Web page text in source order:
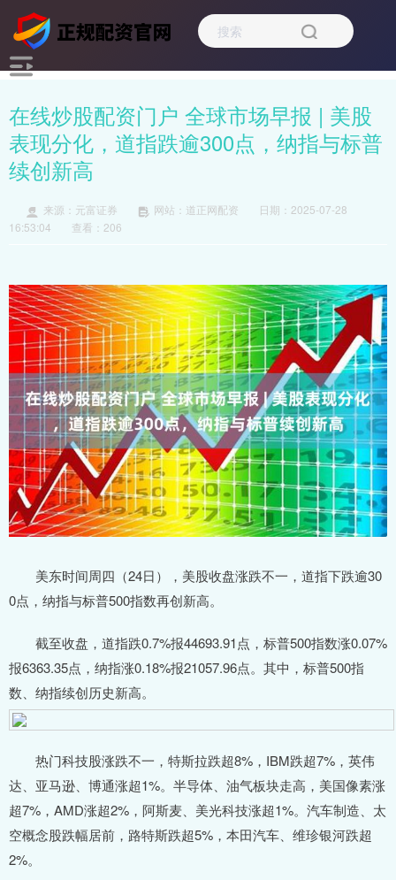
在线炒股配资门户 全球市场早报 | 美股
表现分化，道指跌逾300点，纳指与标普
续创新高
来源：元富证券 网站：道正网配资
日期：2025-07-28
16:53:04
查看：206
美东时间周四（24日），美股收盘涨跌不一，道指下跌逾30
0点，纳指与标普500指数再创新高。
截至收盘，道指跌0.7%报44693.91点，标普500指数涨0.07%
报6363.35点，纳指涨0.18%报21057.96点。其中，标普500指
数、纳指续创历史新高。
热门科技股涨跌不一，特斯拉跌超8%，IBM跌超7%，英伟
达、亚马逊、博通涨超1%。半导体、油气板块走高，美国像素涨
超7%，AMD涨超2%，阿斯麦、美光科技涨超1%。汽车制造、太
空概念股跌幅居前，路特斯跌超5%，本田汽车、维珍银河跌超
2%。